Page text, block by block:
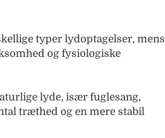
typer lydoptagelser, mens
og fysiologiske
lyde, især fuglesang,
træthed og en mere stabil